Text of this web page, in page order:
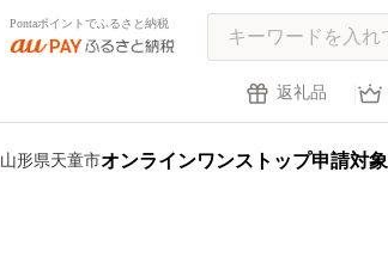
Pontaポイントでふるさと納税
返礼品
山形県天童市オンラインワンストップ申請対象